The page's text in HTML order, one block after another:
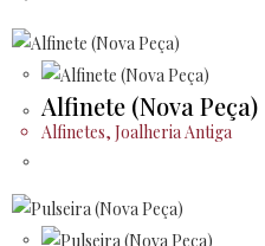
Alfinete (Nova Peça)
Alfinetes, Joalheria Antiga